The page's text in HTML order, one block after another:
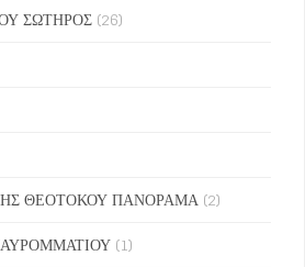
ΣΩΤΗΡΟΣ (26)
ΘΕΟΤΟΚΟΥ ΠΑΝΟΡΑΜΑ (2)
(1)